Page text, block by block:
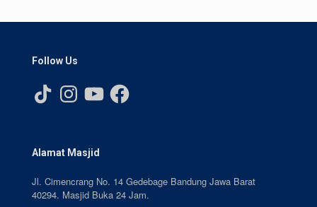
Follow Us
TikTok InstagramYouTubeFacebook
Alamat Masjid
Jl. Cimencrang No. 14 Gedebage Bandung Jawa Barat
40294. Masjid Buka 24 Jam.